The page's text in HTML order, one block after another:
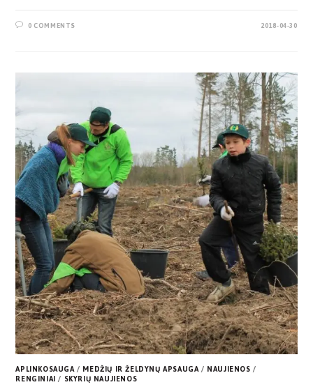
0 COMMENTS 2018-04-30
APLINKOSAUGA/ MEDŽIŲ IR ŽELDYNŲ APSAUGA/ NAUJIENOS/
RENGINIAI/ SKYRIŲ NAUJIENOS